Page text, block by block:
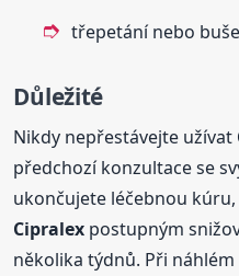
třepetání nebo
Důležité
Nikdy nepřestávejte užívat
předchozí konzultace se
ukončujete léčebnou
Cipralex postupným
několika týdnů. Při